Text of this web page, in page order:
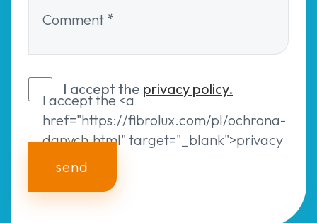
Comment *
I accept the <a
href="https://fibrolux.com/pl/ochrona-
danych.html" target="_blank">privacy
policy.</a>
I accept the privacy policy.
send